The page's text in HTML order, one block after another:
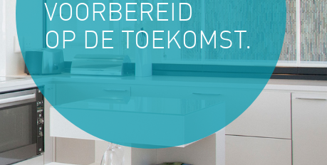
VOORBEREID
OP DE TOEKOMST.